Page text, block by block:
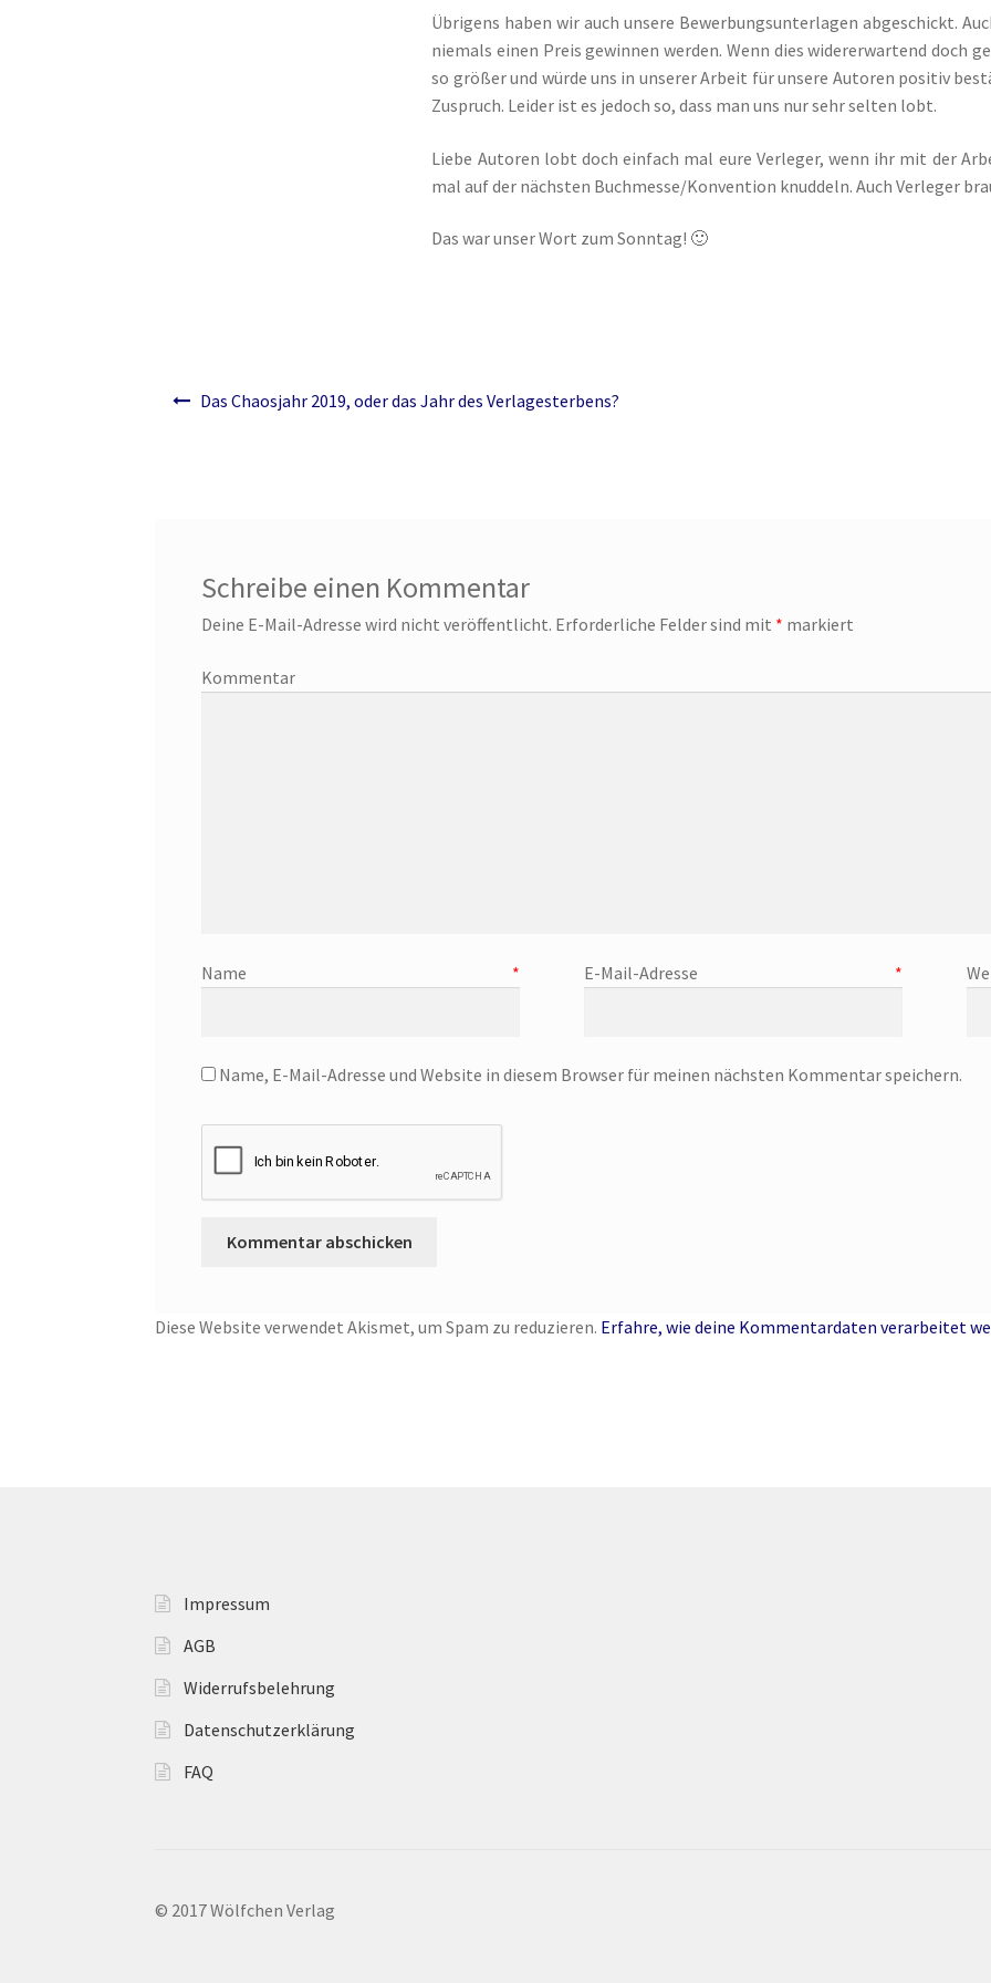
Yggdrasil der Weltenbaum – Fenrir und LokiYggdrasil der Weltenbaum – Thor und Odin
Übrigens haben wir auch unsere Bewerbungsunterlagen abgeschickt.
niemals einen Preis gewinnen werden. Wenn dies widererwartend doch
so größer und würde uns in unserer Arbeit für unsere Autoren positiv
Zuspruch. Leider ist es jedoch so, dass man uns nur sehr selten lobt.
Liebe Autoren lobt doch einfach mal eure Verleger, wenn ihr mit der
mal auf der nächsten Buchmesse/Konvention knuddeln. Auch Verleger
Das war unser Wort zum Sonntag! 🙂
Das Chaosjahr 2019, oder das Jahr des Verlagesterbens?
Schreibe einen Kommentar
Deine E-Mail-Adresse wird nicht veröffentlicht. Erforderliche Felder sind mit * markiert
Name * E-Mail-Adresse *
Name, E-Mail-Adresse und Website in diesem Browser für meinen nächsten Kommentar speichern.
Diese Website verwendet Akismet, um Spam zu reduzieren. Erfahre, wie deine Kommentardaten verarbeitet
Impressum
AGB
Widerrufsbelehrung
Datenschutzerklärung
FAQ
© 2017 Wölfchen Verlag